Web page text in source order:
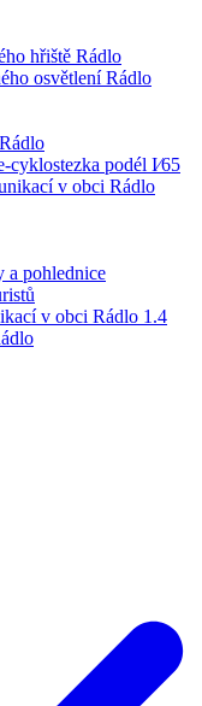
hřiště Rádlo
osvětlení Rádlo
cyklostezka podél I⁄65
v obci Rádlo
a pohlednice
v obci Rádlo 1.4